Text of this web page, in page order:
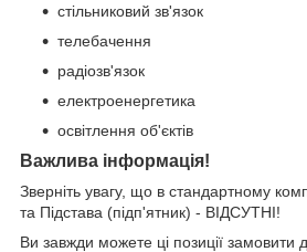
стільниковий зв'язок
телебачення
радіозв'язок
електроенергетика
освітлення об'єктів
Важлива інформація!
Зверніть увагу, що в стандартному
та Підстава (підп'ятник) - ВІДСУТНІ!
Ви завжди можете ці позиції замовити